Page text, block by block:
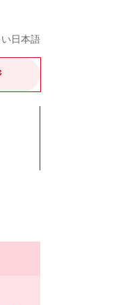
日本語